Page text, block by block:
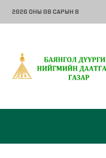
2026 ОНЫ 08 САРЫН 8